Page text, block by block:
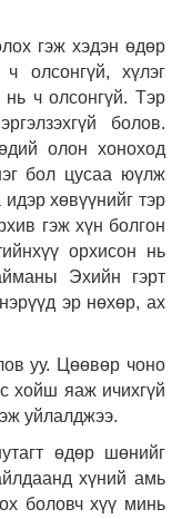
гэж хэдэн өдөр
олсонгүй, хүлэг
нь ч олсонгүй. Тэр
болов.
олон хоноход
бол цусаа юүлж
хөвүүнийг тэр
гэж хүн болгон
орхисон нь
Эхийн гэрт
эр нөхөр, ах
уу. Цөөвөр чоно
хойш яаж ичихгүй
уйлалджээ.
өдөр шөнийг
хүний амь
боловч хүү минь